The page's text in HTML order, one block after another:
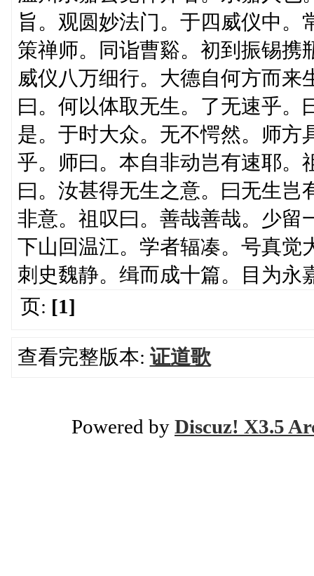
旨。观圆妙法门。于四威仪中
策禅师。同诣曹谿。初到振锡携
威仪八万细行。大德自何方而来
曰。何以体取无生。了无速乎。
是。于时大众。无不愕然。师方
乎。师曰。本自非动岂有速耶。
曰。汝甚得无生之意。曰无生岂
非意。祖叹曰。善哉善哉。少留
下山回温江。学者辐凑。号真觉
刺史魏静。缉而成十篇。目为永
页: [1]
查看完整版本: 证道歌
Powered by Discuz! X3.5